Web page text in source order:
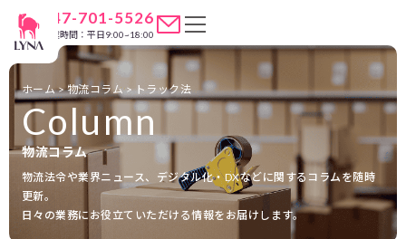
047-701-5526
営業時間：平日9:00~18:00
Column
物流コラム
物流法令や業界ニュース、デジタル化・DXなどに関するコラムを随時
更新。
日々の業務にお役立ていただける情報をお届けします。
ホーム>物流コラム>トラック法